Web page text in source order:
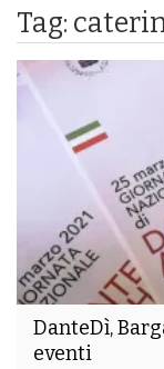
Tag:
DanteDì,
eventi